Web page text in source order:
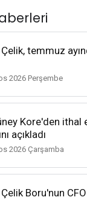
temmuz
2026 Perşembe
Kore'den
açıkladı
2026 Çarşamba
Boru'nun